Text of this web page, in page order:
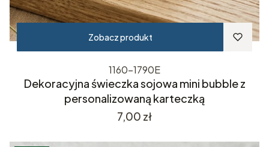
Zobacz produkt
1160-1790E
Dekoracyjna świeczka sojowa mini bubble z
personalizowaną karteczką
Cena
7,00 zł